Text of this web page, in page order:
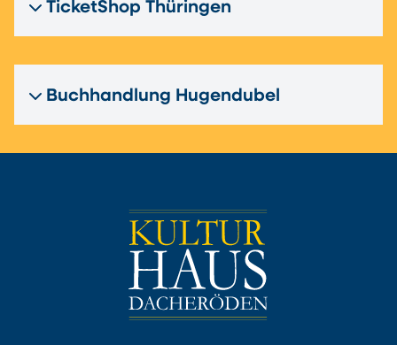
TicketShop Thüringen
Buchhandlung Hugendubel